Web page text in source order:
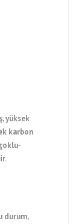
yüksek
karbon
durum,